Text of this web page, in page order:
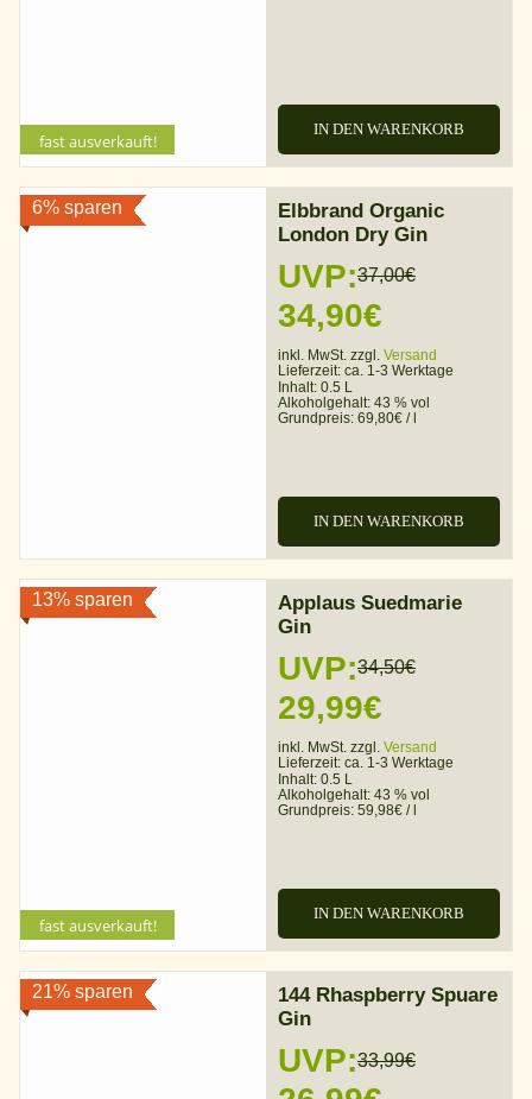
fast ausverkauft!
IN DEN WARENKORB
6% sparen
Elbbrand Organic
London Dry Gin
UVP:37,00€
Ursprünglicher
Preis
war:
37,00€
34,90€
Aktueller
Preis
ist:
34,90€.
inkl. MwSt. zzgl. Versand
Lieferzeit: ca. 1-3 Werktage
Inhalt: 0.5 L
Alkoholgehalt: 43 % vol
Grundpreis: 69,80€ /l
IN DEN WARENKORB
13% sparen
fast ausverkauft!
Applaus Suedmarie
Gin
UVP:34,50€
Ursprünglicher
Preis
war:
34,50€
29,99€
Aktueller
Preis
ist:
29,99€.
inkl. MwSt. zzgl. Versand
Lieferzeit: ca. 1-3 Werktage
Inhalt: 0.5 L
Alkoholgehalt: 43 % vol
Grundpreis: 59,98€ /l
IN DEN WARENKORB
21% sparen
144 Rhaspberry Spuare
Gin
UVP:33,99€